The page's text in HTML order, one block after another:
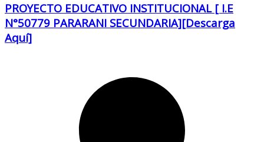
PROYECTO EDUCATIVO INSTITUCIONAL [ I.E
N°50779 PARARANI SECUNDARIA][Descarga
Aquí]